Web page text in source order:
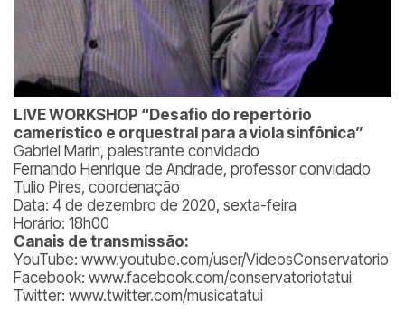
LIVE WORKSHOP “Desafio do repertório
camerístico e orquestral para a viola sinfônica”
Gabriel Marin, palestrante convidado
Fernando Henrique de Andrade, professor convidado
Tulio Pires, coordenação
Data: 4 de dezembro de 2020, sexta-feira
Horário: 18h00
Canais de transmissão:
YouTube: www.youtube.com/user/VideosConservatorio
Facebook: www.facebook.com/conservatoriotatui
Twitter: www.twitter.com/musicatatui